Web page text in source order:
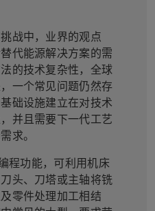
战中，业界的观点
代能源解决方案的需
的技术复杂性，全球
一个常见问题仍然存
础设施建立在对技术
并且需要下一代工艺
求。
程功能，可利用机床
头、刀塔或主轴将铣
零件处理加工相结